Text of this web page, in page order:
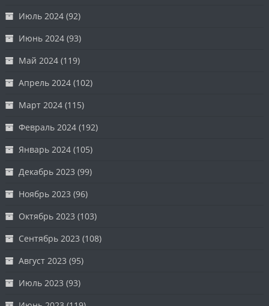
Июль 2024 (92)
Июнь 2024 (93)
Май 2024 (119)
Апрель 2024 (102)
Март 2024 (115)
Февраль 2024 (192)
Январь 2024 (105)
Декабрь 2023 (99)
Ноябрь 2023 (96)
Октябрь 2023 (103)
Сентябрь 2023 (108)
Август 2023 (95)
Июль 2023 (93)